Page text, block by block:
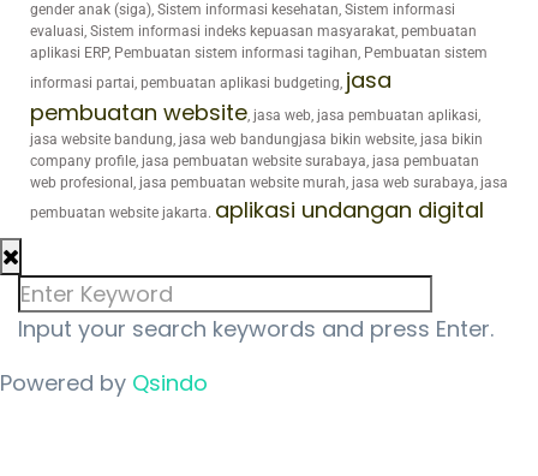
gender anak (siga), Sistem informasi kesehatan, Sistem informasi
evaluasi, Sistem informasi indeks kepuasan masyarakat, pembuatan
aplikasi ERP, Pembuatan sistem informasi tagihan, Pembuatan sistem
informasi partai, pembuatan aplikasi budgeting, jasa
pembuatan website, jasa web, jasa pembuatan aplikasi,
jasa website bandung, jasa web bandungjasa bikin website, jasa bikin
company profile, jasa pembuatan website surabaya, jasa pembuatan
web profesional, jasa pembuatan website murah, jasa web surabaya, jasa
pembuatan website jakarta. aplikasi undangan digital
Input your search keywords and press Enter.
Powered by Qsindo